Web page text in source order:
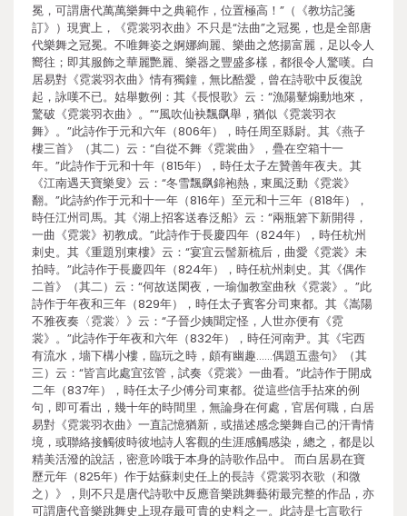
冕，可謂唐代萬萬樂舞中之典範作，位置極高！”（《教坊記箋
訂》）現實上，《霓裳羽衣曲》不只是“法曲”之冠冕，也是全部唐
代樂舞之冠冕。不唯舞姿之婀娜絢麗、樂曲之悠揚富麗，足以令人
嚮往；即其服飾之華麗艷麗、樂器之豐盛多樣，都很令人驚嘆。白
居易對《霓裳羽衣曲》情有獨鐘，無比酷愛，曾在詩歌中反復說
起，詠嘆不已。姑舉數例：其《長恨歌》云：“漁陽鼙煽動地來，
驚破《霓裳羽衣曲》。”“風吹仙袂飄飖舉，猶似《霓裳羽衣
舞》。”此詩作于元和六年（806年），時任周至縣尉。其《燕子
樓三首》（其二）云：“自從不舞《霓裳曲》，疊在空箱十一
年。”此詩作于元和十年（815年），時任太子左贊善年夜夫。其
《江南遇天寶樂叟》云：“冬雪飄飖錦袍熱，東風泛動《霓裳》
翻。”此詩約作于元和十一年（816年）至元和十三年（818年），
時任江州司馬。其《湖上招客送春泛船》云：“兩瓶箬下新開得，
一曲《霓裳》初教成。”此詩作于長慶四年（824年），時任杭州
刺史。其《重題別東樓》云：“宴宜云髻新梳后，曲愛《霓裳》未
拍時。”此詩作于長慶四年（824年），時任杭州刺史。其《偶作
二首》（其二）云：“何故送閑夜，一瑜伽教室曲秋《霓裳》。”此
詩作于年夜和三年（829年），時任太子賓客分司東都。其《嵩陽
不雅夜奏〈霓裳〉》云：“子晉少姨聞定怪，人世亦便有《霓
裳》。”此詩作于年夜和六年（832年），時任河南尹。其《宅西
有流水，墻下構小樓，臨玩之時，頗有幽趣……偶題五盡句》（其
三）云：“皆言此處宜弦管，試奏《霓裳》一曲看。”此詩作于開成
二年（837年），時任太子少傅分司東都。從這些信手拈來的例
句，即可看出，幾十年的時間里，無論身在何處，官居何職，白居
易對《霓裳羽衣曲》一直記憶猶新，或描述感念樂舞自己的汗青情
境，或聯絡接觸彼時彼地詩人客觀的生涯感觸感染，總之，都是以
精美活潑的說話，密意吟哦于本身的詩歌作品中。 而白居易在寶
歷元年（825年）作于姑蘇刺史任上的長詩《霓裳羽衣歌（和微
之）》，則不只是唐代詩歌中反應音樂跳舞藝術最完整的作品，亦
可謂唐代音樂跳舞史上現存最可貴的史料之一。此詩是七言歌行